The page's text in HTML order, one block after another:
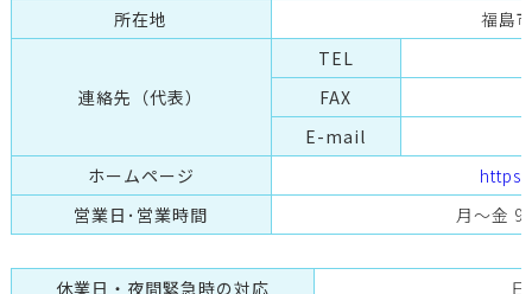
所在地
福島
連絡先（代表）
TEL
FAX
E-mail
ホームページ
営業日･営業時間
月～金
休業日・夜間緊急時の対応